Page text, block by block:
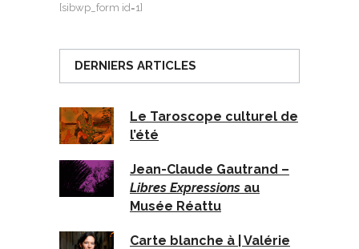
[sibwp_form id=1]
DERNIERS ARTICLES
Le Taroscope culturel de
l’été
Jean-Claude Gautrand –
Libres Expressions au
Musée Réattu
Carte blanche à | Valérie